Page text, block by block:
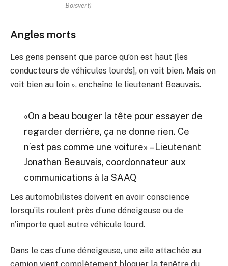
Boisvert)
Angles morts
Les gens pensent que parce qu’on est haut [les
conducteurs de véhicules lourds], on voit bien. Mais on
voit bien au loin », enchaîne le lieutenant Beauvais.
«On a beau bouger la tête pour essayer de
regarder derrière, ça ne donne rien. Ce
n’est pas comme une voiture» – Lieutenant
Jonathan Beauvais, coordonnateur aux
communications à la SAAQ
Les automobilistes doivent en avoir conscience
lorsqu’ils roulent près d’une déneigeuse ou de
n’importe quel autre véhicule lourd.
Dans le cas d’une déneigeuse, une aile attachée au